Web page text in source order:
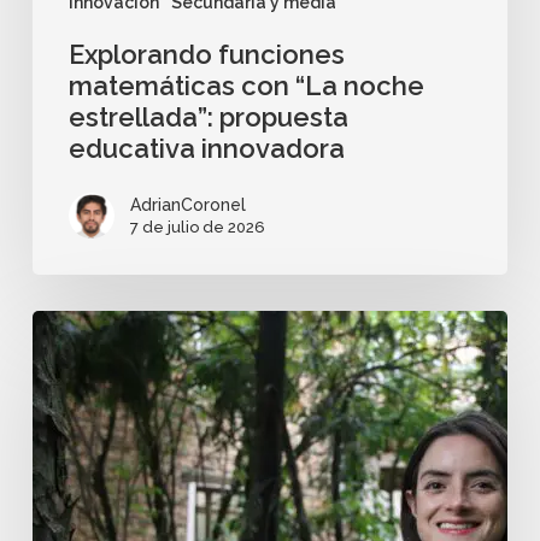
Explorando funciones
matemáticas con “La noche
estrellada”: propuesta
educativa innovadora
AdrianCoronel
7 de julio de 2026